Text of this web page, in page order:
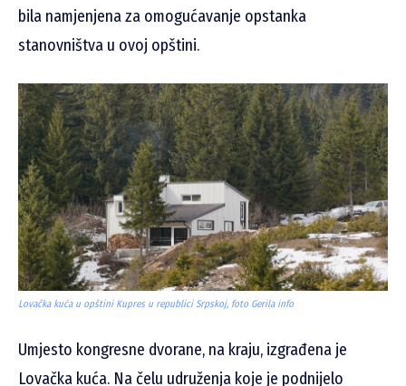
bila namjenjena za omogućavanje opstanka
stanovništva u ovoj opštini.
Lovačka kuća u opštini Kupres u republici Srpskoj, foto Gerila info
Umjesto kongresne dvorane, na kraju, izgrađena je
Lovačka kuća. Na čelu udruženja koje je podnijelo